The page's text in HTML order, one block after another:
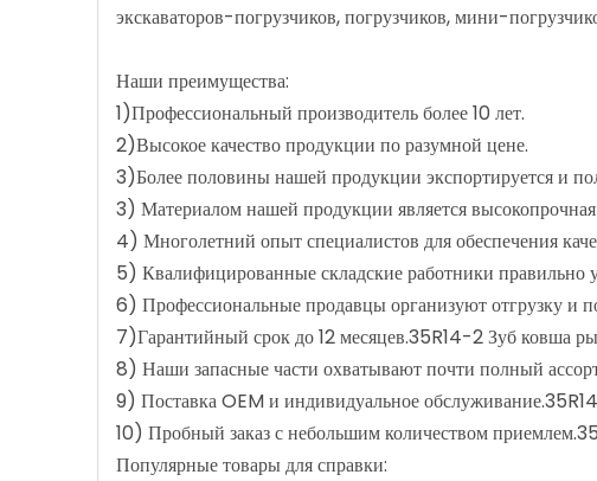
экскаваторов-погрузчиков, погрузчиков, мини-
Наши преимущества:
1)Профессиональный производитель более 10 лет.
2)Высокое качество продукции по разумной цене.
3)Более половины нашей продукции экспортируется и
3) Материалом нашей продукции является
4) Многолетний опыт специалистов для обеспечения
5) Квалифицированные складские работники
6) Профессиональные продавцы организуют отгрузку и
7)Гарантийный срок до 12 месяцев.35R14-2 Зуб ковша
8) Наши запасные части охватывают почти полный
9) Поставка OEM и индивидуальное
10) Пробный заказ с небольшим количеством
Популярные товары для справки: